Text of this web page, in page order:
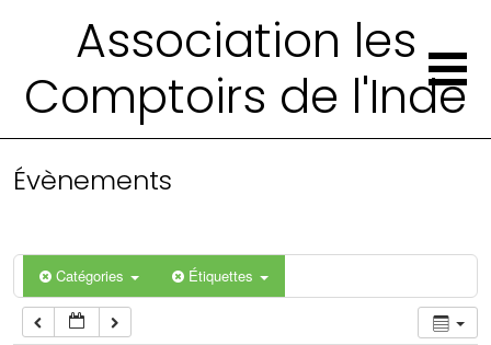
Association les
Comptoirs de l'Inde
Évènements
Catégories Étiquettes
4 h 00 min
6 h 00 min
7 h 00 min